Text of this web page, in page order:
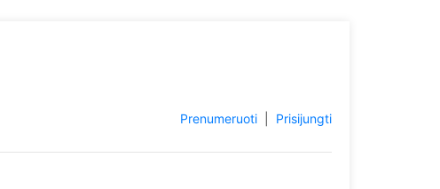
Prenumeruoti| Prisijungti